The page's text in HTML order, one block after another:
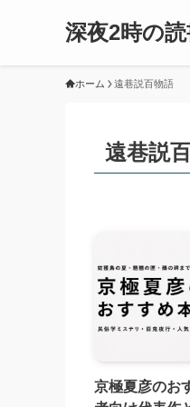
深夜2時の
ホーム 遠巷説百物語
遠巷説
京極夏彦のお